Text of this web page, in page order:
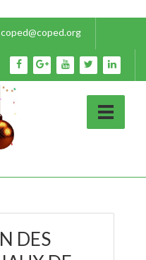
coped@coped.org
DES